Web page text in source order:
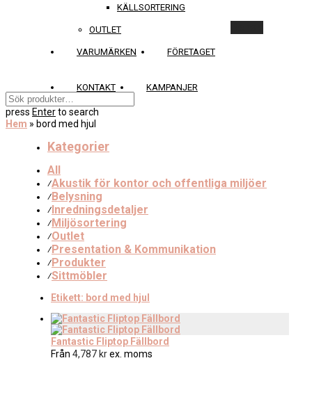
KÄLLSORTERING
OUTLET
VARUMÄRKEN FÖRETAGET
KONTAKT KAMPANJER
press Enterto search
Hem » bord med hjul
Kategorier
All
⁄Akustik för kontor och offentliga miljöer
⁄Belysning
⁄Inredningsdetaljer
⁄Miljösortering
⁄Outlet
⁄Presentation & Kommunikation
⁄Produkter
⁄Sittmöbler
Etikett: bord med hjul
Fantastic Fliptop Fällbord
Från 4,787 krex. moms